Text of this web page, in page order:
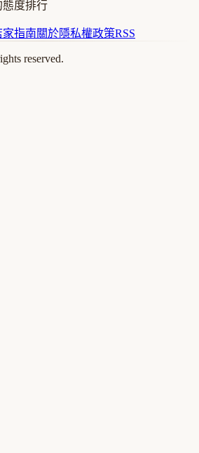
態度排行
家指南關於隱私權政策RSS
reserved.